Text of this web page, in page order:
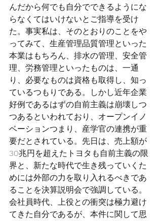
んだから何でも自分でできるようにな
らなくてはいけないとご指導を受け
た。事実私は、そのとおりのことをや
ってみて、生産管理品質管理といった
本業はもちろん、排水の管理、安全管
理、労務管理といったものは、一通
り、必要なものは資格も取得し、知っ
ているつもりである。しかし近年企業
好例であるはずの自前主義は崩壊しつ
つあるといわれており、オープンイノ
ベーションつまり、産学官の連携が重
要だとされている。先日は、売上額が
30兆円を超えたトヨタも自前主義の限
界と、新たな時代で生き残っていくた
めには外部の力を取り入れるべきであ
ることを決算説明会で強調している。
会社員時代、上役との衝突は極力避け
てきた自分であるが、本件に関して思